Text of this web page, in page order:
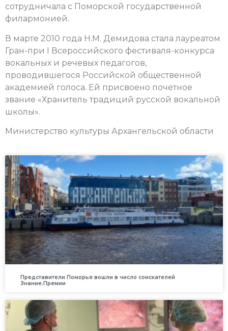
сотрудничала с Поморской государственной
филармонией.
В марте 2010 года Н.М. Демидова стала лауреатом
Гран-при I Всероссийского фестиваля-конкурса
вокальных и речевых педагогов,
проводившегося Российской общественной
академией голоса. Ей присвоено почетное
звание «Хранитель традиций русской вокальной
школы».
Министерство культуры Архангельской области
Представители Поморья вошли в число соискателей
Знание.Премии